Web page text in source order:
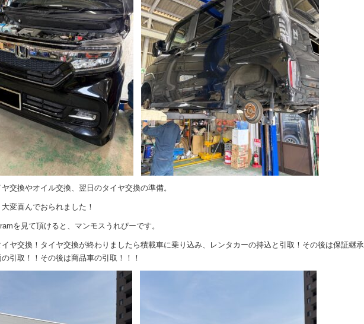
交換やオイル交換、翌日のタイヤ交換の準備。
変喜んでおられました！
を見て頂けると、マンモスうれぴーです。
ヤ交換！タイヤ交換が終わりましたら積載車に乗り込み、レンタカーの持込と引取！その後は保証継承
引取！！その後は商品車の引取！！！